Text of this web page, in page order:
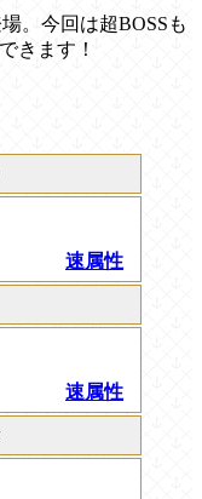
。今回は超BOSSも
きます！
速属性
速属性